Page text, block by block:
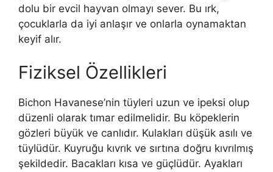
dolu bir evcil hayvan olmayı sever. Bu ırk,
çocuklarla da iyi anlaşır ve onlarla oynamaktan
keyif alır.
Fiziksel Özellikleri
Bichon Havanese’nin tüyleri uzun ve ipeksi olup
düzenli olarak tımar edilmelidir. Bu köpeklerin
gözleri büyük ve canlıdır. Kulakları düşük asılı ve
tüylüdür. Kuyruğu kıvrık ve sırtına doğru kıvrılmış
şekildedir. Bacakları kısa ve güçlüdür. Ayakları